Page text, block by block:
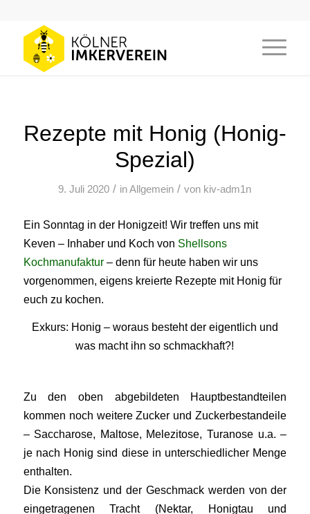
Rezepte mit Honig (Honig-
Spezial)
9. Juli 2020 / inAllgemein / von kiv-adm1n
Ein Sonntag in der Honigzeit! Wir treffen uns mit
Keven – Inhaber und Koch von Shellsons
Kochmanufaktur– denn für heute haben wir uns
vorgenommen, eigens kreierte Rezepte mit Honig für
euch zu kochen.
Exkurs: Honig – woraus besteht der eigentlich und
was macht ihn so schmackhaft?!
Zu den oben abgebildeten Hauptbestandteilen
kommen noch weitere Zucker und Zuckerbestandeile
– Saccharose, Maltose, Melezitose, Turanose u.a. –
je nach Honig sind diese in unterschiedlicher Menge
enthalten.
Die Konsistenz und der Geschmack werden von der
eingetragenen Tracht (Nektar, Honigtau und